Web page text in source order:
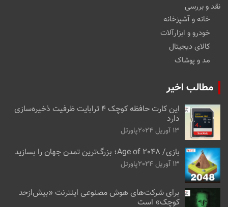
نقد و بررسی
خانه و آشپزخانه
خودرو و ابزارآلات
کالای دیجیتال
مد و پوشاک
مطالب اخیر
این کارت حافظه کوچک ۴ ترابایت ظرفیت ذخیره‌سازی
دارد
13 آوریل 2024 پاورتل
بازی/ Age of 2048؛ بزرگ‌ترین تمدن جهان را بسازید
13 آوریل 2024 پاورتل
برای شرکت‌های هوش مصنوعی اینترنت «بیش‌از‌حد
کوچک» است